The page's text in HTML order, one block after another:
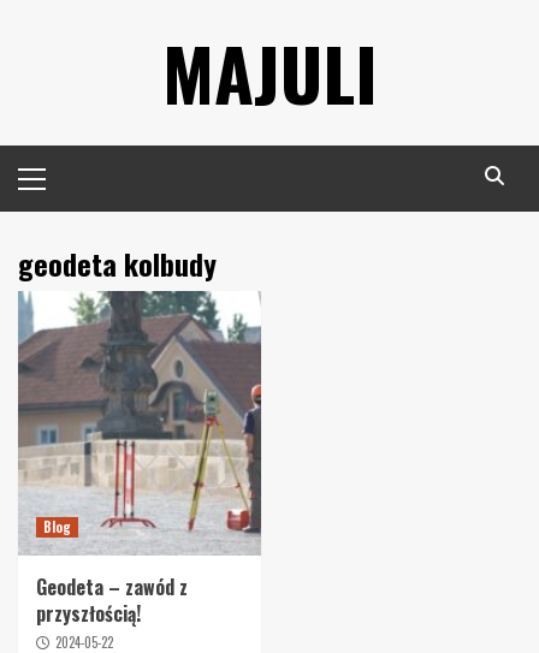
MAJULI
Menu
geodeta kolbudy
Blog
Geodeta – zawód z
przyszłością!
2024-05-22